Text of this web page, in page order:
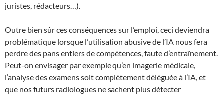
juristes, rédacteurs…).
Outre bien sûr ces conséquences sur l’emploi, ceci deviendra
problématique lorsque l’utilisation abusive de l’IA nous fera
perdre des pans entiers de compétences, faute d’entraînement.
Peut-on envisager par exemple qu’en imagerie médicale,
l’analyse des examens soit complètement déléguée à l’IA, et
que nos futurs radiologues ne sachent plus détecter